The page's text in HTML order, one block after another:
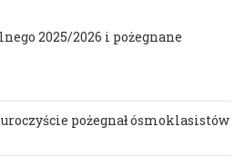
2025/2026 i pożegnane
pożegnał ósmoklasistów